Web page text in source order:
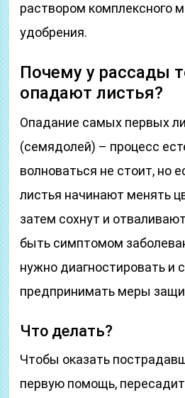
раствором комплексного
удобрения.
Почему у рассады
опадают листья?
Опадание самых первых
(семядолей) – процесс
волноваться не стоит, но
листья начинают менять
затем сохнут и
быть симптомом
нужно диагностировать и
предпринимать меры
Что делать?
Чтобы оказать
первую помощь,